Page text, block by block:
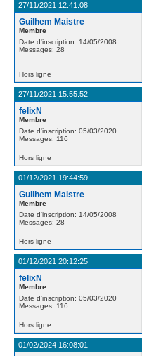
27/11/2021 12:41:08
Guilhem Maistre
Membre
Date d'inscription: 14/05/2008
Messages: 28
Hors ligne
27/11/2021 15:55:52
felixN
Membre
Date d'inscription: 05/03/2020
Messages: 116
Hors ligne
01/12/2021 19:44:59
Guilhem Maistre
Membre
Date d'inscription: 14/05/2008
Messages: 28
Hors ligne
01/12/2021 20:12:25
felixN
Membre
Date d'inscription: 05/03/2020
Messages: 116
Hors ligne
01/02/2024 16:08:01